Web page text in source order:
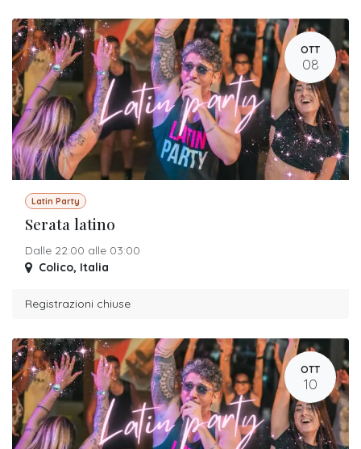
OTT
08
Latin Party
Serata latino
Dalle 22:00 alle 03:00
Colico, Italia
Registrazioni chiuse
OTT
10